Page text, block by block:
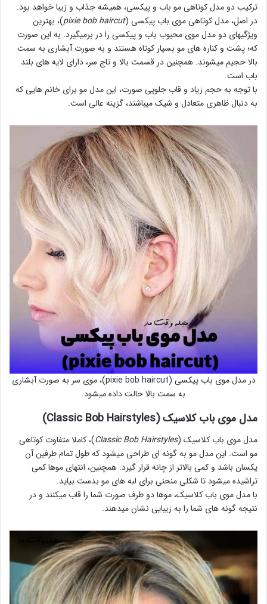
ترکیب دو مدل کوتاهی مو باب و پیکسی، همیشه جذاب و زیبا خواهد بود.
در اصل، مدل کوتاهی موی باب پیکسی (pixie bob haircut)، بهترین
ویژگیهای دو مدل موی محبوب باب و پیکسی را در برمیگیرد. به این صورت
که؛ پشت و کناره های مو بسیار کوتاه هستند و به صورت آبشاری به سمت
بالا حجیم میشوند. همچنین در قسمت بالا و تاج سر، دارای لایه های بلند
باب است.
با توجه به حجم زیاد و قاب جلویی صورت، این مدل مو برای خانم هایی که
به دنبال ظاهری متعادل و شیک میباشند، گزینه عالی است.
در مدل موی باب پیکسی (pixie bob haircut)، موی سر به صورت آبشاری
به سمت بالا حالت داده میشود.
مدل موی باب کلاسیک (Classic Bob Hairstyles)
مدل موی باب کلاسیک (Classic Bob Hairstyles)، کاملا متفاوت کوتاهی
مو است. این مدل مو به گونه ای طراحی میشود که طول تمام طرفین آن
یکسان باشد و کمی بالاتر از چانه قرار گیرد. همچنین، انتهای موها کمی
تراشیده میشود تا شکلی منحنی برای لبه های مو بدست بیاید.
با مدل موی باب کلاسیک، موها دو طرف صورت شما را قاب میکنند و در
نتیجه گونه های شما را به زیبایی نشان میدهند.